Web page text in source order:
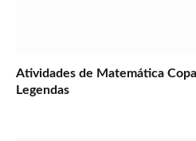
Atividades de Matemática
Legendas